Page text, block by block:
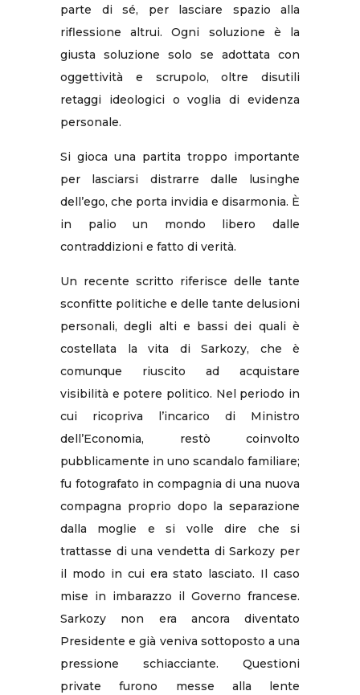
parte di sé, per lasciare spazio alla
riflessione altrui. Ogni soluzione è la
giusta soluzione solo se adottata con
oggettività e scrupolo, oltre disutili
retaggi ideologici o voglia di evidenza
personale.
Si gioca una partita troppo importante
per lasciarsi distrarre dalle lusinghe
dell’ego, che porta invidia e disarmonia. È
in palio un mondo libero dalle
contraddizioni e fatto di verità.
Un recente scritto riferisce delle tante
sconfitte politiche e delle tante delusioni
personali, degli alti e bassi dei quali è
costellata la vita di Sarkozy, che è
comunque riuscito ad acquistare
visibilità e potere politico. Nel periodo in
cui ricopriva l’incarico di Ministro
dell’Economia, restò coinvolto
pubblicamente in uno scandalo familiare;
fu fotografato in compagnia di una nuova
compagna proprio dopo la separazione
dalla moglie e si volle dire che si
trattasse di una vendetta di Sarkozy per
il modo in cui era stato lasciato. Il caso
mise in imbarazzo il Governo francese.
Sarkozy non era ancora diventato
Presidente e già veniva sottoposto a una
pressione schiacciante. Questioni
private furono messe alla lente